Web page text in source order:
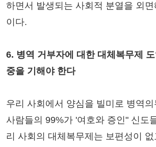
하면서 발생되는 사회적 분열을 외
이다.
6. 병역 거부자에 대한 대체복무제
중을 기해야 한다
우리 사회에서 양심을 빌미로 병역
사람들의 99%가 '여호와 증인" 신도
리 사회의 대체복무제는 보편성이